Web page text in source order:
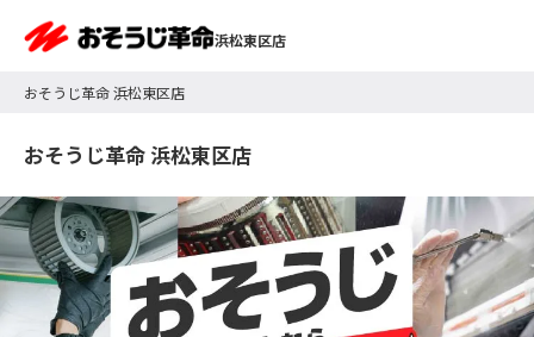
浜松東区店
おそうじ革命 浜松東区店
おそうじ革命 浜松東区店